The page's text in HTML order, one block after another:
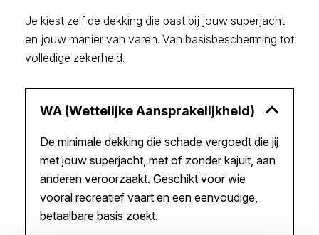
Je kiest zelf de dekking die past bij jouw superjacht
en jouw manier van varen. Van basisbescherming tot
volledige zekerheid.
WA (Wettelijke Aansprakelijkheid)
De minimale dekking die schade vergoedt die jij
met jouw superjacht, met of zonder kajuit, aan
anderen veroorzaakt. Geschikt voor wie
vooral recreatief vaart en een eenvoudige,
betaalbare basis zoekt.